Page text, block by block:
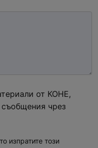
от КОНЕ,
чрез
изпратите този